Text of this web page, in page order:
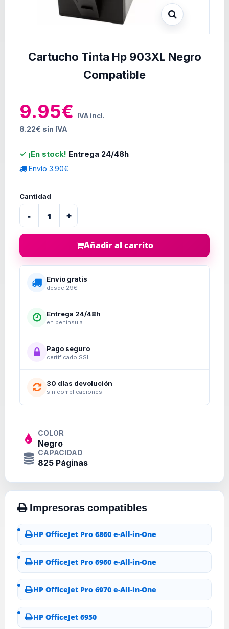
Cartucho Tinta Hp 903XL Negro
Compatible
9.95€ IVA incl.
8.22€ sin IVA
✓ ¡En stock! Entrega 24/48h
Envío 3.90€
Cantidad
- +
Añadir al carrito
Envío gratis
desde 29€
Entrega 24/48h
en península
Pago seguro
certificado SSL
30 días devolución
sin complicaciones
COLOR
Negro
CAPACIDAD
825 Páginas
HP OfficeJet Pro 6860 e-All-in-One
HP OfficeJet Pro 6960 e-All-in-One
HP OfficeJet Pro 6970 e-All-in-One
HP OfficeJet 6950